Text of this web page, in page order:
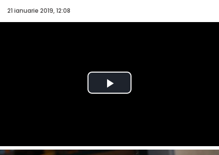
21 ianuarie 2019, 12:08